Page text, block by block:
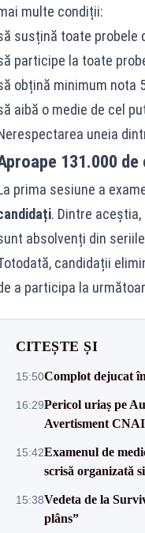
multe condiții:
susțină toate probele
participe la toate
obțină minimum nota
aibă o medie de cel
uneia
131.000
prima sesiune a
. Dintre
absolvenți din
candidații
a participa la
CITEȘTE ȘI
15:50Complot dejucat
16:29Pericol uriaș pe
Avertisment
15:42Examenul de
scrisă organizată
15:38Vedeta de la
plâns”